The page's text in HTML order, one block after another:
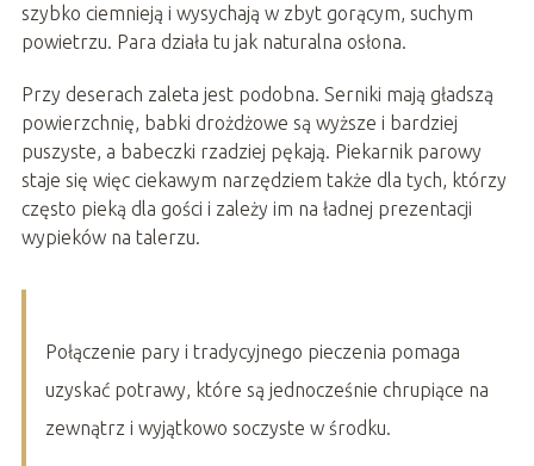
szybko ciemnieją i wysychają w zbyt gorącym, suchym
powietrzu. Para działa tu jak naturalna osłona.
Przy deserach zaleta jest podobna. Serniki mają gładszą
powierzchnię, babki drożdżowe są wyższe i bardziej
puszyste, a babeczki rzadziej pękają. Piekarnik parowy
staje się więc ciekawym narzędziem także dla tych, którzy
często pieką dla gości i zależy im na ładnej prezentacji
wypieków na talerzu.
Połączenie pary i tradycyjnego pieczenia pomaga
uzyskać potrawy, które są jednocześnie chrupiące na
zewnątrz i wyjątkowo soczyste w środku.